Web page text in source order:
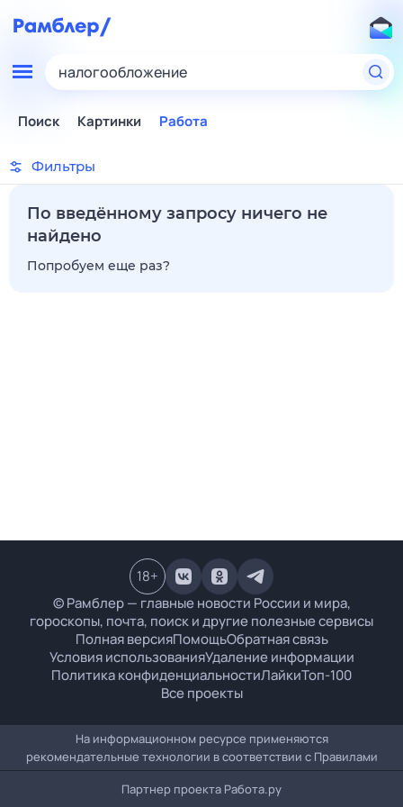
налогообложение
Поиск Картинки Работа
Фильтры
По введённому запросу ничего не
найдено
Попробуем еще раз?
© Рамблер — главные новости России и мира,
гороскопы, почта, поиск и другие полезные сервисы
Полная версияПомощьОбратная связь
Условия использованияУдаление информации
Политика конфиденциальностиЛайкиТоп-100
Все проекты
18+
На информационном ресурсе применяются
рекомендательные технологии в соответствии с Правилами
Партнер проекта Работа.ру